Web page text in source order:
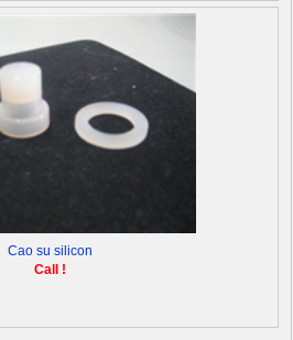
Cao su silicon
Call !